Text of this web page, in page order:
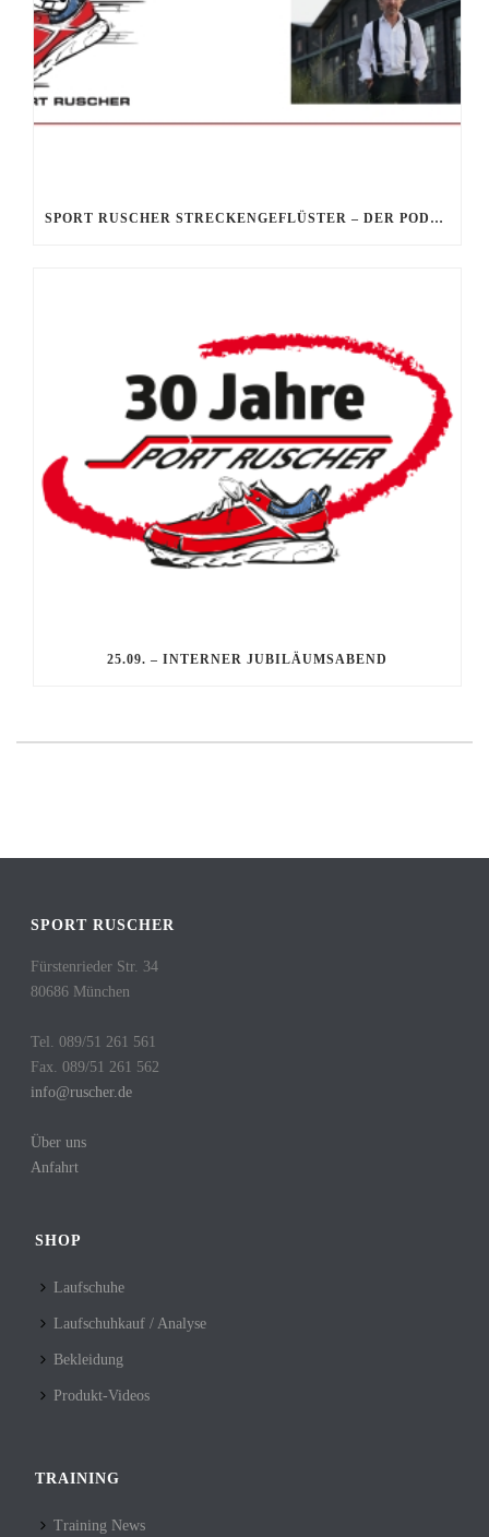
SPORT RUSCHER STRECKENGEFLÜSTER – DER PODCAST – FOLGE 9: HARALD LILL – DER MONOPTEROSLAUF UNS SEIN GRÜNDER
25.09. – INTERNER JUBILÄUMSABEND
SPORT RUSCHER
Fürstenrieder Str. 34
80686 München
Tel. 089/51 261 561
Fax. 089/51 261 562
info@ruscher.de
Über uns
Anfahrt
SHOP
Laufschuhe
Laufschuhkauf / Analyse
Bekleidung
Produkt-Videos
TRAINING
Training News